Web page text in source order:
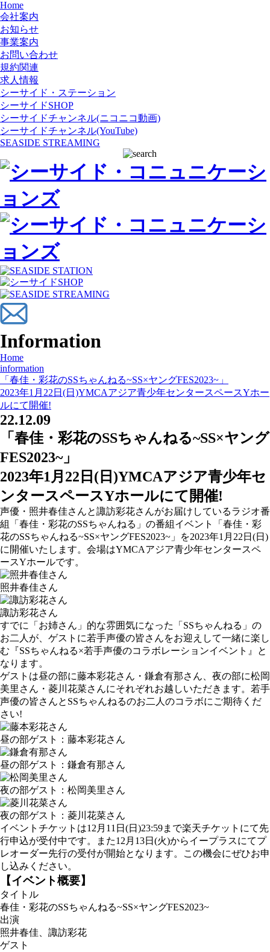
Home
会社案内
お知らせ
事業案内
お問い合わせ
規約関連
求人情報
シーサイド・ステーション
シーサイドSHOP
シーサイドチャンネル(ニコニコ動画)
シーサイドチャンネル(YouTube)
SEASIDE STREAMING
Information
Home
information
「春佳・彩花のSSちゃんねる~SS×ヤングFES2023~」
2023年1月22日(日)YMCAアジア青少年センタースペースYホー
ルにて開催!
22.12.09
「春佳・彩花のSSちゃんねる~SS×ヤング
FES2023~」
2023年1月22日(日)YMCAアジア青少年セ
ンタースペースYホールにて開催!
声優・照井春佳さんと諏訪彩花さんがお届けしているラジオ番
組「春佳・彩花のSSちゃんねる」の番組イベント「春佳・彩
花のSSちゃんねる~SS×ヤングFES2023~」を2023年1月22日(日)
に開催いたします。会場はYMCAアジア青少年センタースペ
ースYホールです。
照井春佳さん
諏訪彩花さん
すでに「お姉さん」的な雰囲気になった「SSちゃんねる」の
お二人が、ゲストに若手声優の皆さんをお迎えして一緒に楽し
む『SSちゃんねる×若手声優のコラボレーションイベント』と
なります。
ゲストは昼の部に藤本彩花さん・鎌倉有那さん、夜の部に松岡
美里さん・菱川花菜さんにそれぞれお越しいただきます。若手
声優の皆さんとSSちゃんねるのお二人のコラボにご期待くだ
さい!
昼の部ゲスト：藤本彩花さん
昼の部ゲスト：鎌倉有那さん
夜の部ゲスト：松岡美里さん
夜の部ゲスト：菱川花菜さん
イベントチケットは12月11日(日)23:59まで楽天チケットにて先
行申込が受付中です。また12月13日(火)からイープラスにてプ
レオーダー先行の受付が開始となります。この機会にぜひお申
し込みください。
【イベント概要】
タイトル
春佳・彩花のSSちゃんねる~SS×ヤングFES2023~
出演
照井春佳、諏訪彩花
ゲスト